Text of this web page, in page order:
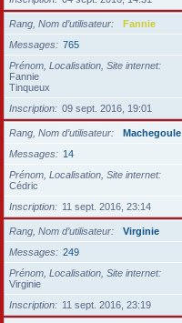
Rang, Nom d’utilisateur
Fannie
Messages
765
Prénom, Localisation, Site internet
Fannie
Tinqueux
Inscription
09 sept. 2016, 19:01
Rang, Nom d’utilisateur
Machegoule
Messages
14
Prénom, Localisation, Site internet
Cédric
Inscription
11 sept. 2016, 23:14
Rang, Nom d’utilisateur
Virginie
Messages
249
Prénom, Localisation, Site internet
Virginie
Inscription
11 sept. 2016, 23:19